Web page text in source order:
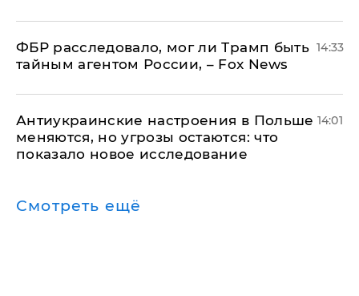
ФБР расследовало, мог ли Трамп быть
тайным агентом России, – Fox News
14:33
Антиукраинские настроения в Польше
меняются, но угрозы остаются: что
показало новое исследование
14:01
Смотреть ещё